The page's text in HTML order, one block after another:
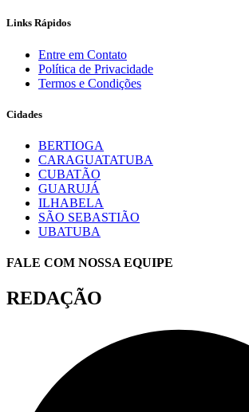
Links Rápidos
Entre em Contato
Política de Privacidade
Termos e Condições
Cidades
BERTIOGA
CARAGUATATUBA
CUBATÃO
GUARUJÁ
ILHABELA
SÃO SEBASTIÃO
UBATUBA
FALE COM NOSSA EQUIPE
REDAÇÃO